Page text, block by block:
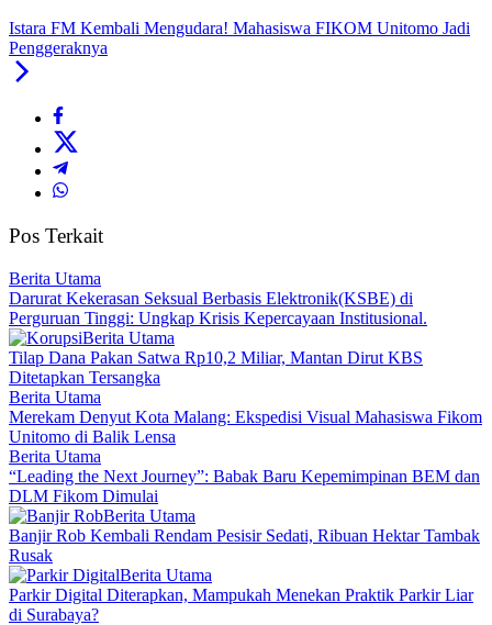
Istara FM Kembali Mengudara! Mahasiswa FIKOM Unitomo Jadi
Penggeraknya
Pos Terkait
Berita Utama
Darurat Kekerasan Seksual Berbasis Elektronik(KSBE) di
Perguruan Tinggi: Ungkap Krisis Kepercayaan Institusional.
Berita Utama
Tilap Dana Pakan Satwa Rp10,2 Miliar, Mantan Dirut KBS
Ditetapkan Tersangka
Berita Utama
Merekam Denyut Kota Malang: Ekspedisi Visual Mahasiswa Fikom
Unitomo di Balik Lensa
Berita Utama
“Leading the Next Journey”: Babak Baru Kepemimpinan BEM dan
DLM Fikom Dimulai
Berita Utama
Banjir Rob Kembali Rendam Pesisir Sedati, Ribuan Hektar Tambak
Rusak
Berita Utama
Parkir Digital Diterapkan, Mampukah Menekan Praktik Parkir Liar
di Surabaya?